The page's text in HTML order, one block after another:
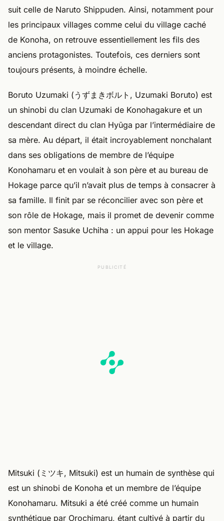
suit celle de Naruto Shippuden. Ainsi, notamment pour
les principaux villages comme celui du village caché
de Konoha, on retrouve essentiellement les fils des
anciens protagonistes. Toutefois, ces derniers sont
toujours présents, à moindre échelle.
Boruto Uzumaki (うずまきボルト, Uzumaki Boruto) est
un shinobi du clan Uzumaki de Konohagakure et un
descendant direct du clan Hyūga par l’intermédiaire de
sa mère. Au départ, il était incroyablement nonchalant
dans ses obligations de membre de l’équipe
Konohamaru et en voulait à son père et au bureau de
Hokage parce qu’il n’avait plus de temps à consacrer à
sa famille. Il finit par se réconcilier avec son père et
son rôle de Hokage, mais il promet de devenir comme
son mentor Sasuke Uchiha : un appui pour les Hokage
et le village.
PUBLICITÉ
Mitsuki (ミツキ, Mitsuki) est un humain de synthèse qui
est un shinobi de Konoha et un membre de l’équipe
Konohamaru. Mitsuki a été créé comme un humain
synthétique par Orochimaru, étant cultivé à partir du